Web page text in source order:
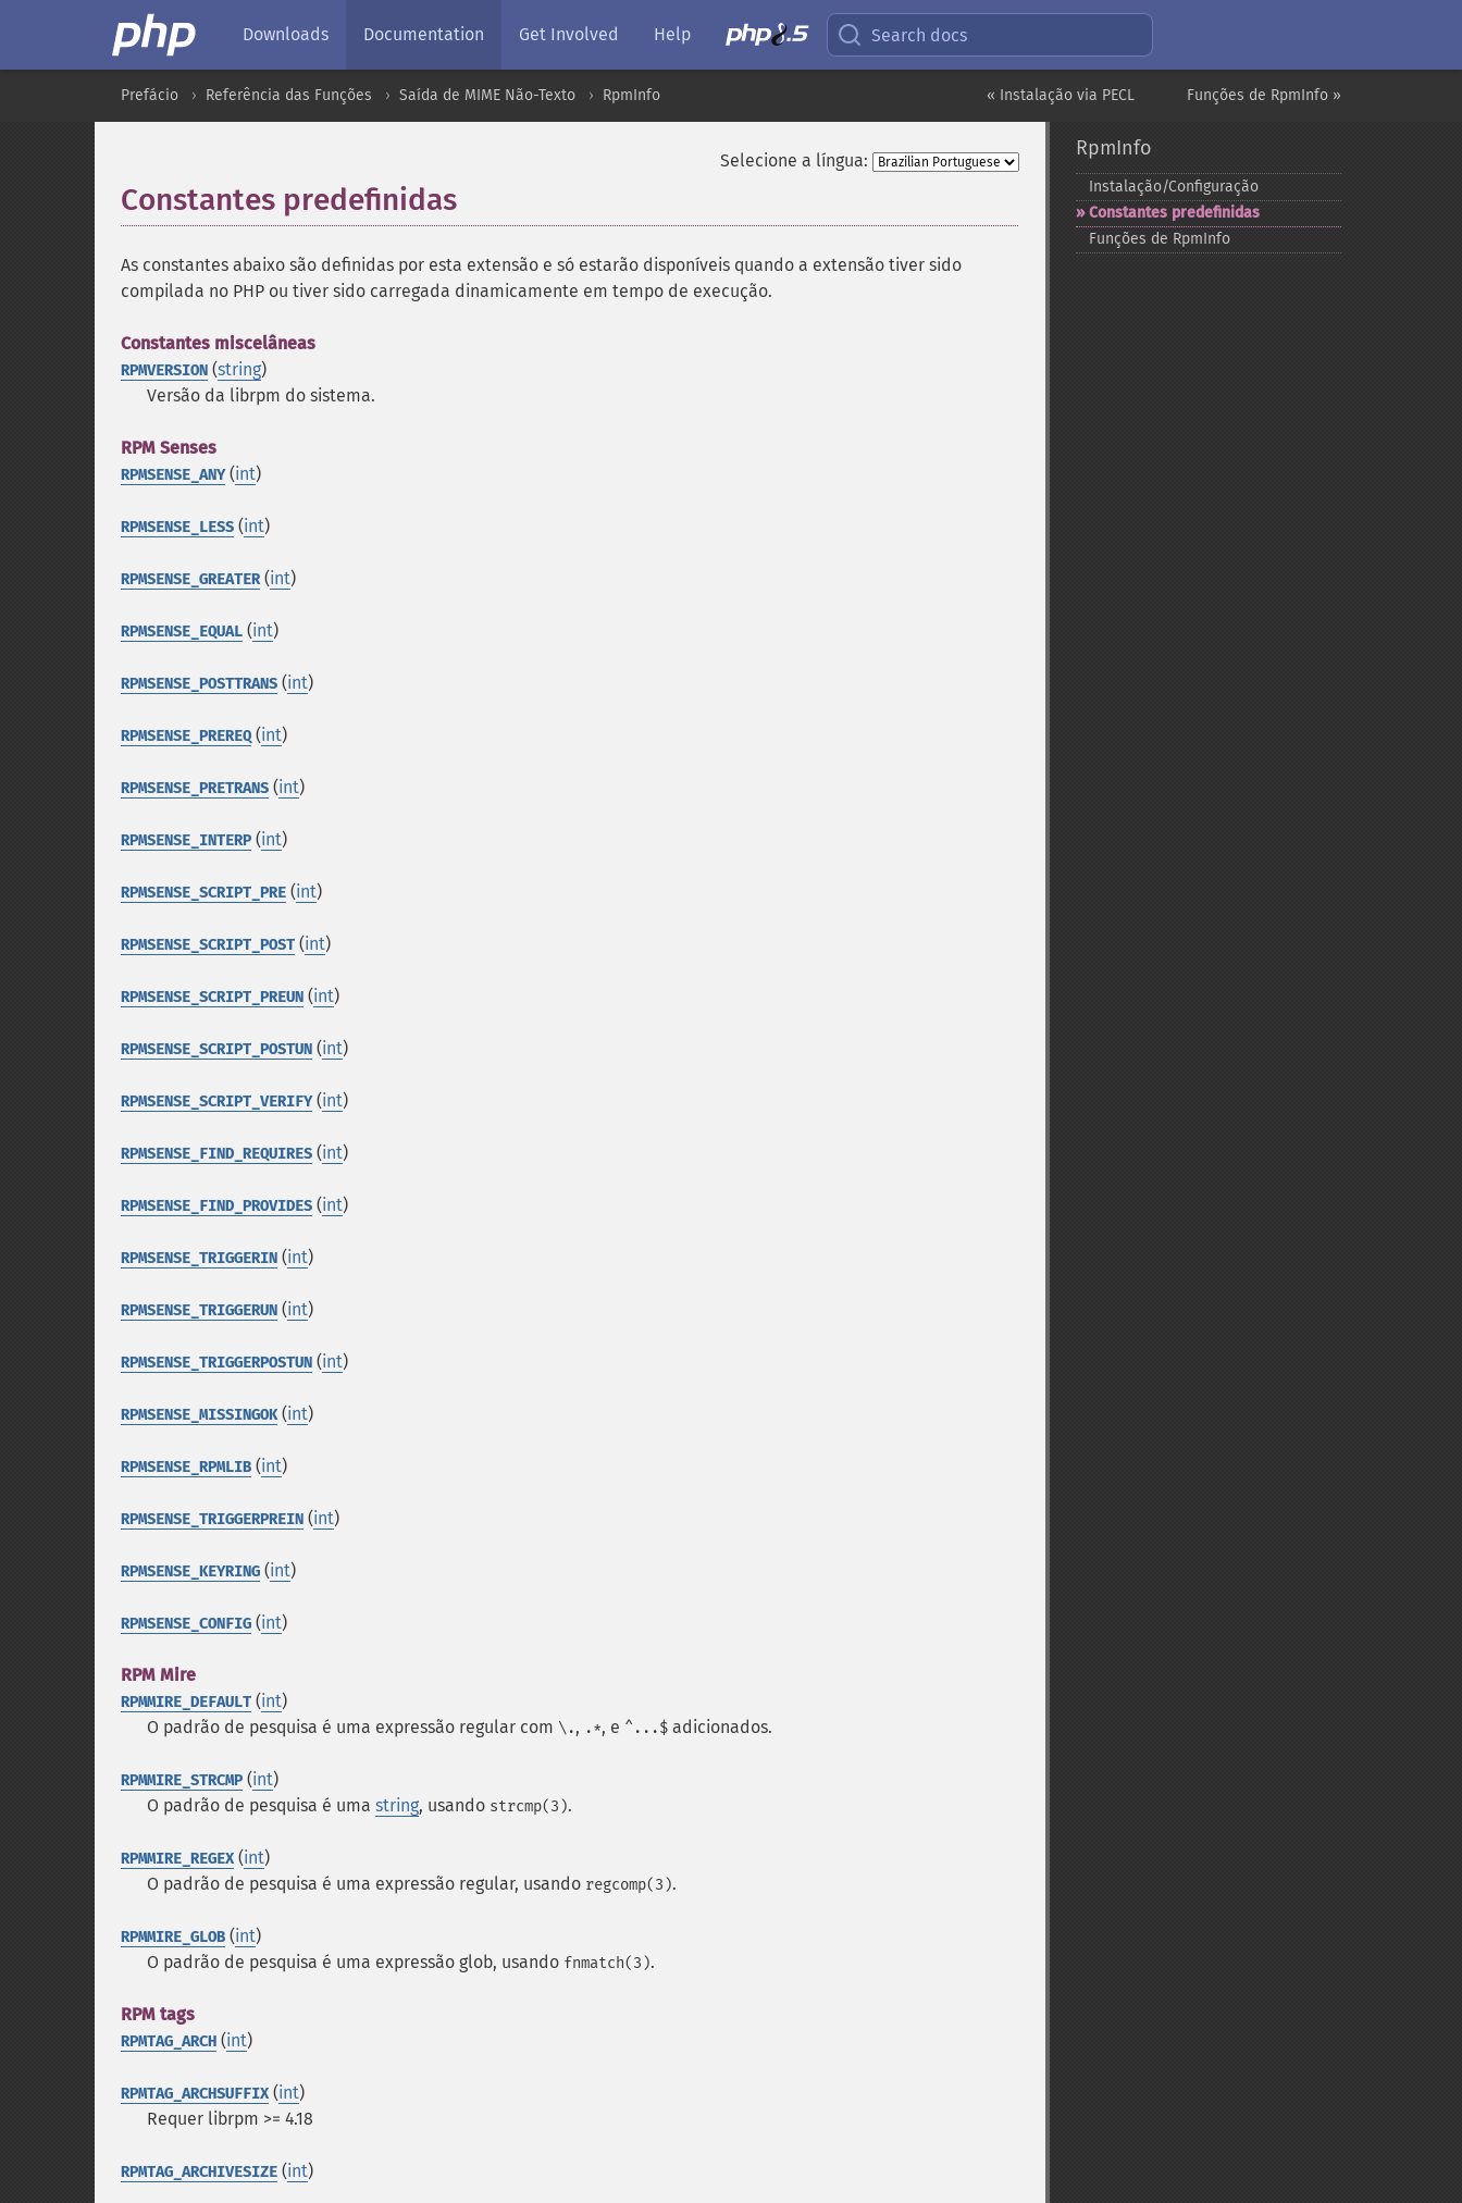
Downloads Documentation Get Involved Help Search docs
Funções de RpmInfo »
« Instalação via PECL
Prefácio Referência das Funções Saída de MIME Não-Texto RpmInfo
Selecione a língua:
Constantes predefinidas
As constantes abaixo são definidas por esta extensão e só estarão disponíveis quando a extensão tiver sido
compilada no PHP ou tiver sido carregada dinamicamente em tempo de execução.
Constantes miscelâneas
RPMVERSION (string)
Versão da librpm do sistema.
RPM Senses
RPMSENSE_ANY(int)
RPMSENSE_LESS (int)
RPMSENSE_GREATER(int)
RPMSENSE_EQUAL (int)
RPMSENSE_POSTTRANS (int)
RPMSENSE_PREREQ (int)
RPMSENSE_PRETRANS (int)
RPMSENSE_INTERP (int)
RPMSENSE_SCRIPT_PRE (int)
RPMSENSE_SCRIPT_POST (int)
RPMSENSE_SCRIPT_PREUN (int)
RPMSENSE_SCRIPT_POSTUN (int)
RPMSENSE_SCRIPT_VERIFY(int)
RPMSENSE_FIND_REQUIRES (int)
RPMSENSE_FIND_PROVIDES (int)
RPMSENSE_TRIGGERIN (int)
RPMSENSE_TRIGGERUN (int)
RPMSENSE_TRIGGERPOSTUN (int)
RPMSENSE_MISSINGOK(int)
RPMSENSE_RPMLIB (int)
RPMSENSE_TRIGGERPREIN (int)
RPMSENSE_KEYRING (int)
RPMSENSE_CONFIG (int)
RPM Mire
RPMMIRE_DEFAULT (int)
O padrão de pesquisa é uma expressão regular com \., .*, e ^...$ adicionados.
RPMMIRE_STRCMP (int)
O padrão de pesquisa é uma string, usando strcmp(3).
RPMMIRE_REGEX(int)
O padrão de pesquisa é uma expressão regular, usando regcomp(3).
RPMMIRE_GLOB (int)
O padrão de pesquisa é uma expressão glob, usando fnmatch(3).
RPM tags
RPMTAG_ARCH (int)
RPMTAG_ARCHSUFFIX(int)
Requer librpm >= 4.18
RPMTAG_ARCHIVESIZE (int)
RpmInfo
Instalação/Configuração
Constantes predefinidas
Funções de RpmInfo